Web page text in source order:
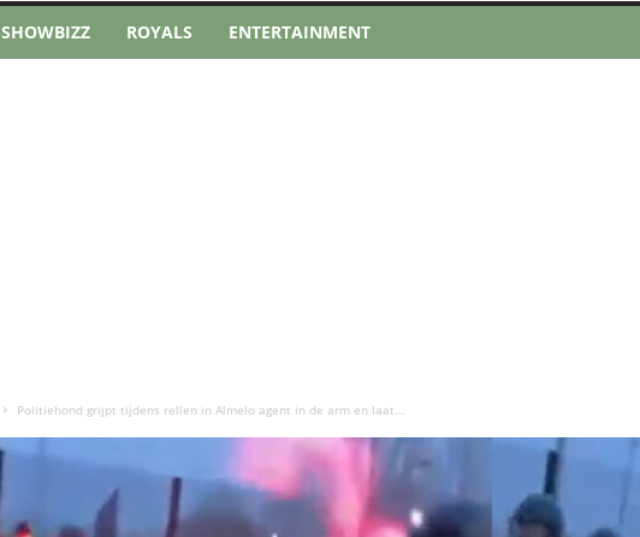
SHOWBIZZ ROYALS ENTERTAINMENT
Politiehond grijpt tijdens rellen in Almelo agent in de arm en laat...